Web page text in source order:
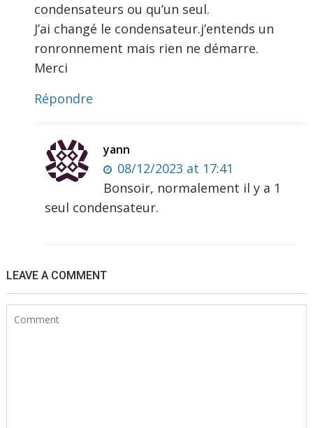
condensateurs ou qu’un seul.
J’ai changé le condensateur.j’entends un
ronronnement mais rien ne démarre.
Merci
Répondre
yann
08/12/2023 at 17:41
Bonsoir, normalement il y a 1
seul condensateur.
LEAVE A COMMENT